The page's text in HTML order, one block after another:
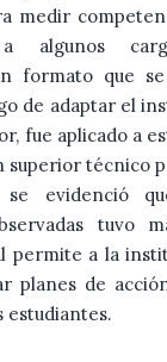
medir
algunos
formato que
de adaptar el
fue aplicado a
superior técnico
se evidenció
tuvo
permite a la
planes de
estudiantes.